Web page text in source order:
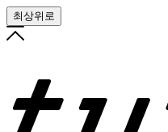
최상위로